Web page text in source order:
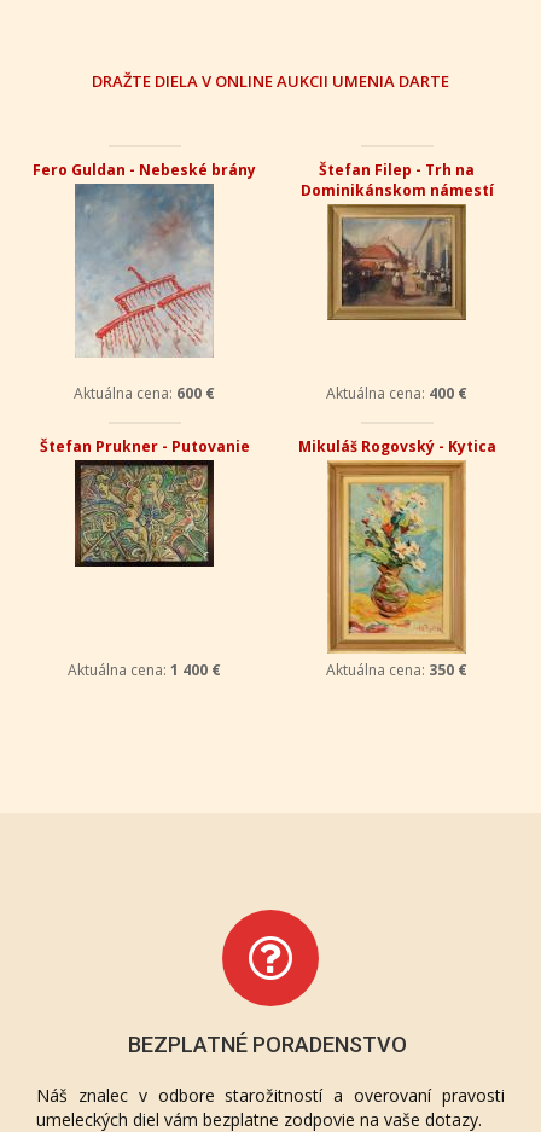
DRAŽTE DIELA V ONLINE AUKCII UMENIA DARTE
Fero Guldan - Nebeské brány
Aktuálna cena: 600 €
Štefan Filep - Trh na
Dominikánskom námestí
Aktuálna cena: 400 €
Štefan Prukner - Putovanie
Aktuálna cena: 1 400 €
Mikuláš Rogovský - Kytica
Aktuálna cena: 350 €
BEZPLATNÉ PORADENSTVO
Náš znalec v odbore starožitností a overovaní pravosti
umeleckých diel vám bezplatne zodpovie na vaše dotazy.